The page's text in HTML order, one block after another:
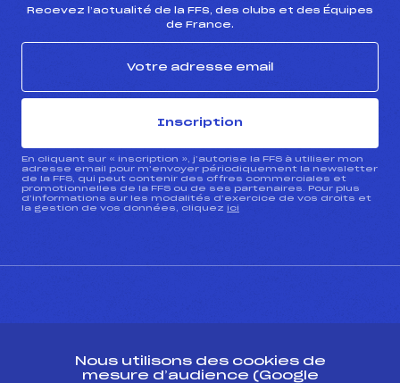
Recevez l’actualité de la FFS, des clubs et des Équipes
de France.
Inscription
En cliquant sur « inscription », j’autorise la FFS à utiliser mon
adresse email pour m’envoyer périodiquement la newsletter
de la FFS, qui peut contenir des offres commerciales et
promotionnelles de la FFS ou de ses partenaires. Pour plus
d’informations sur les modalités d’exercice de vos droits et
la gestion de vos données, cliquez ici
Nous utilisons des cookies de
mesure d’audience (Google